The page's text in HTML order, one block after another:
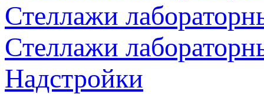
Стеллажи
Стеллажи
Надстройки